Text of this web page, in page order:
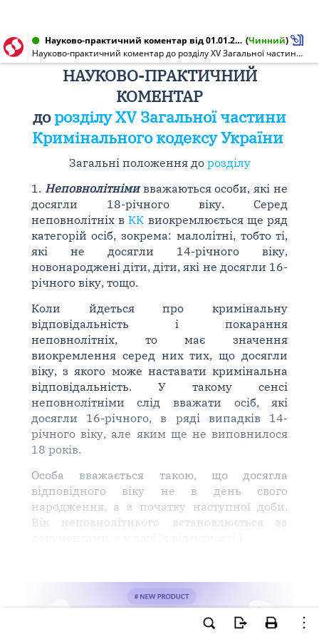
Науково-практичний коментар від 01.01.2009 (Чинний)
Науково-практичний коментар до розділу XV Загальної частини Кримінального кодексу України
НАУКОВО-ПРАКТИЧНИЙ
КОМЕНТАР
дорозділу XV Загальної частини
Кримінального кодексу України
Загальні положення до розділу
1. Неповнолітнімивважаються особи, які не
досягли 18-річного віку. Серед
неповнолітніх вКК виокремлюється ще ряд
категорій осіб, зокрема: малолітні, тобто ті,
які не досягли 14-річного віку,
новонароджені діти, діти, які не досягли 16-
річного віку, тощо.
Коли йдеться про кримінальну
відповідальність і покарання
неповнолітніх, то має значення
виокремлення серед них тих, що досягли
віку, з якого може наставати кримінальна
відповідальність. У такому сенсі
неповнолітніми слід вважати осіб, які
досягли 16-річного, в ряді випадків 14-
річного віку, але яким ще не виповнилося
18 років.
Особа вважається такою, що досягла
відповідного віку не в день свого
народження, а з початку наступної доби.
Вік неповнолітнього встановлюється за